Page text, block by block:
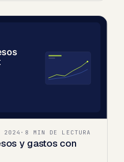
2024 · 8 MIN DE LECTURA
y gastos con